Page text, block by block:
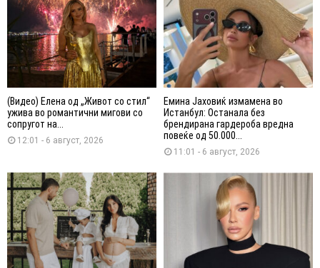
(Видео) Елена од „Живот со стил“
ужива во романтични мигови со
сопругот на...
12:01 - 6 август, 2026
Емина Јаховиќ измамена во
Истанбул: Останала без
брендирана гардероба вредна
повеќе од 50.000...
11:01 - 6 август, 2026